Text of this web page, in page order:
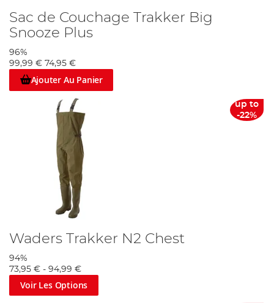
Sac de Couchage Trakker Big
Snooze Plus
96%
99,99 € 74,95 €
Ajouter Au Panier
up to
-22%
Waders Trakker N2 Chest
94%
73,95 € - 94,99 €
Voir Les Options